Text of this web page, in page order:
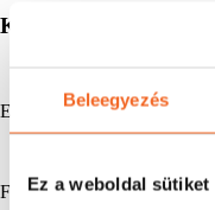
Beleegyezés
Ez a weboldal sütiket
Kiegészítő termékek
Egyoldali kihajtó
Fedél